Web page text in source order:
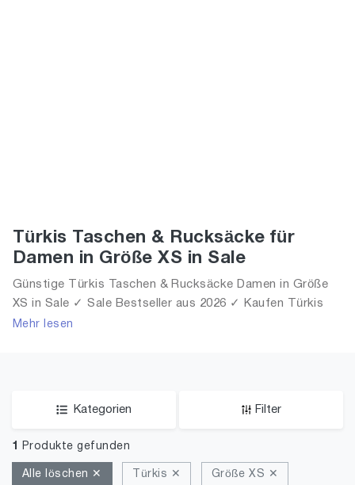
Türkis Taschen & Rucksäcke für
Damen in Größe XS in Sale
Günstige Türkis Taschen & Rucksäcke Damen in Größe
XS in Sale ✓ Sale Bestseller aus 2026 ✓ Kaufen Türkis
Taschen & Rucksäcke für Frauen in Größe XS in Sale!
Mehr lesen
Kategorien Filter
1 Produkte gefunden
Alle löschen ✕ Türkis ✕ Größe XS ✕